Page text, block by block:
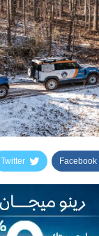
Facebook
Twitter